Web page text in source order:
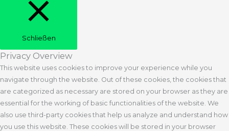
Schließen
Privacy Overview
This website uses cookies to improve your experience while you
navigate through the website. Out of these cookies, the cookies that
are categorized as necessary are stored on your browser as they are
essential for the working of basic functionalities of the website. We
also use third-party cookies that help us analyze and understand how
you use this website. These cookies will be stored in your browser